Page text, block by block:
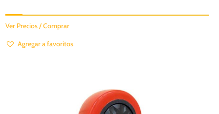
Ver Precios / Comprar
Agregar a favoritos